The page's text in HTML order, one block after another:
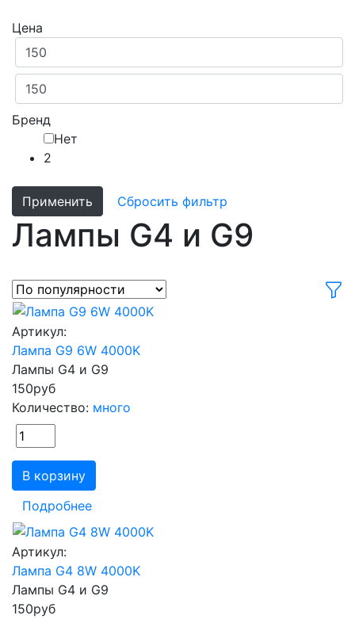
Цена
Бренд
Нет
2
Применить Сбросить фильтр
Лампы G4 и G9
Артикул:
Лампа G9 6W 4000K
Лампы G4 и G9
150руб
Количество: много
В корзину
Подробнее
Артикул:
Лампа G4 8W 4000K
Лампы G4 и G9
150руб